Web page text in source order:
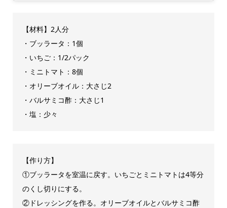
【材料】2人分
・ブッラータ：1個
・いちご：1/2パック
・ミニトマト：8個
・オリーブオイル：大さじ2
・バルサミコ酢：大さじ1
・塩：少々
【作り方】
①ブッラータを室温に戻す。いちごとミニトマトは4等分
のくし切りにする。
②ドレッシングを作る。オリーブオイルとバルサミコ酢